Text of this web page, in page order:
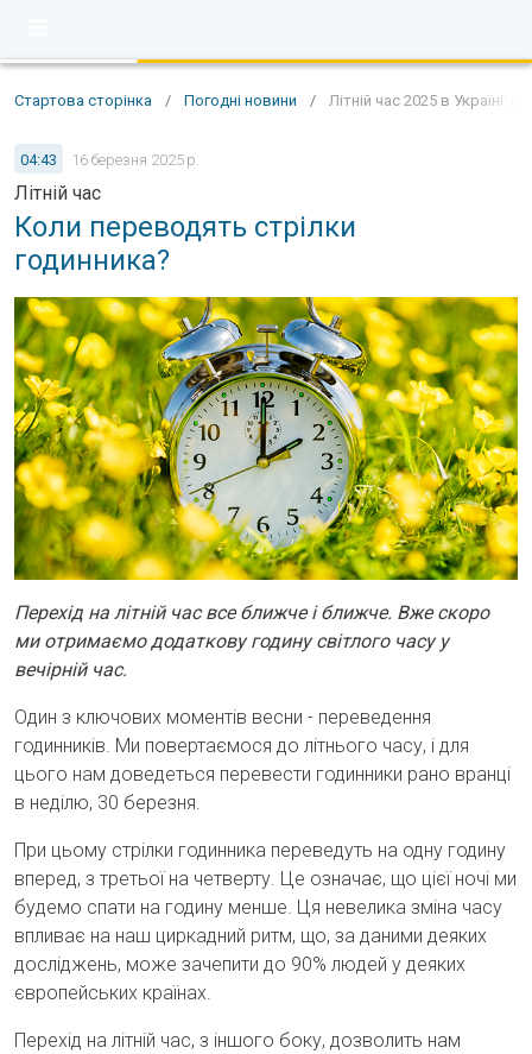
Стартова сторінка / Погодні новини / Літній час 2025 в Україні:
04:43 16 березня 2025 р.
Літній час
Коли переводять стрілки
годинника?
Перехід на літній час все ближче і ближче. Вже скоро
ми отримаємо додаткову годину світлого часу у
вечірній час.
Один з ключових моментів весни - переведення
годинників. Ми повертаємося до літнього часу, і для
цього нам доведеться перевести годинники рано вранці
в неділю, 30 березня.
При цьому стрілки годинника переведуть на одну годину
вперед, з третьої на четверту. Це означає, що цієї ночі ми
будемо спати на годину менше. Ця невелика зміна часу
впливає на наш циркадний ритм, що, за даними деяких
досліджень, може зачепити до 90% людей у деяких
європейських країнах.
Перехід на літній час, з іншого боку, дозволить нам